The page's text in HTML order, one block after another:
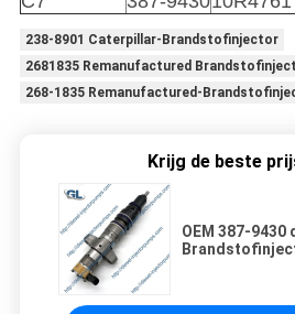
238-8901 Caterpillar-Brandstofinjector
2681835 Remanufactured
268-1835 Remanufactured-
Krijg de beste
OEM 387-9430